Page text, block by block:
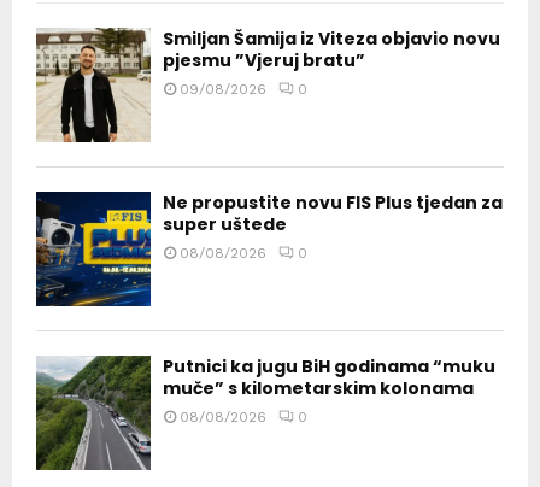
Smiljan Šamija iz Viteza objavio novu
pjesmu ”Vjeruj bratu”
09/08/2026 0
Ne propustite novu FIS Plus tjedan za
super uštede
08/08/2026 0
Putnici ka jugu BiH godinama “muku
muče” s kilometarskim kolonama
08/08/2026 0